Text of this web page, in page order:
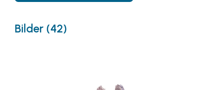
Bilder (42)